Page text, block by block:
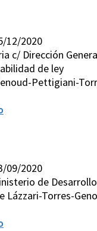
12/2020
c/ Dirección
de ley
Pettigiani-
09/2020
de
Lázzari-Torres-